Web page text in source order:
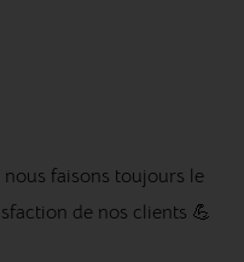
faisons toujours le
de nos clients 💪